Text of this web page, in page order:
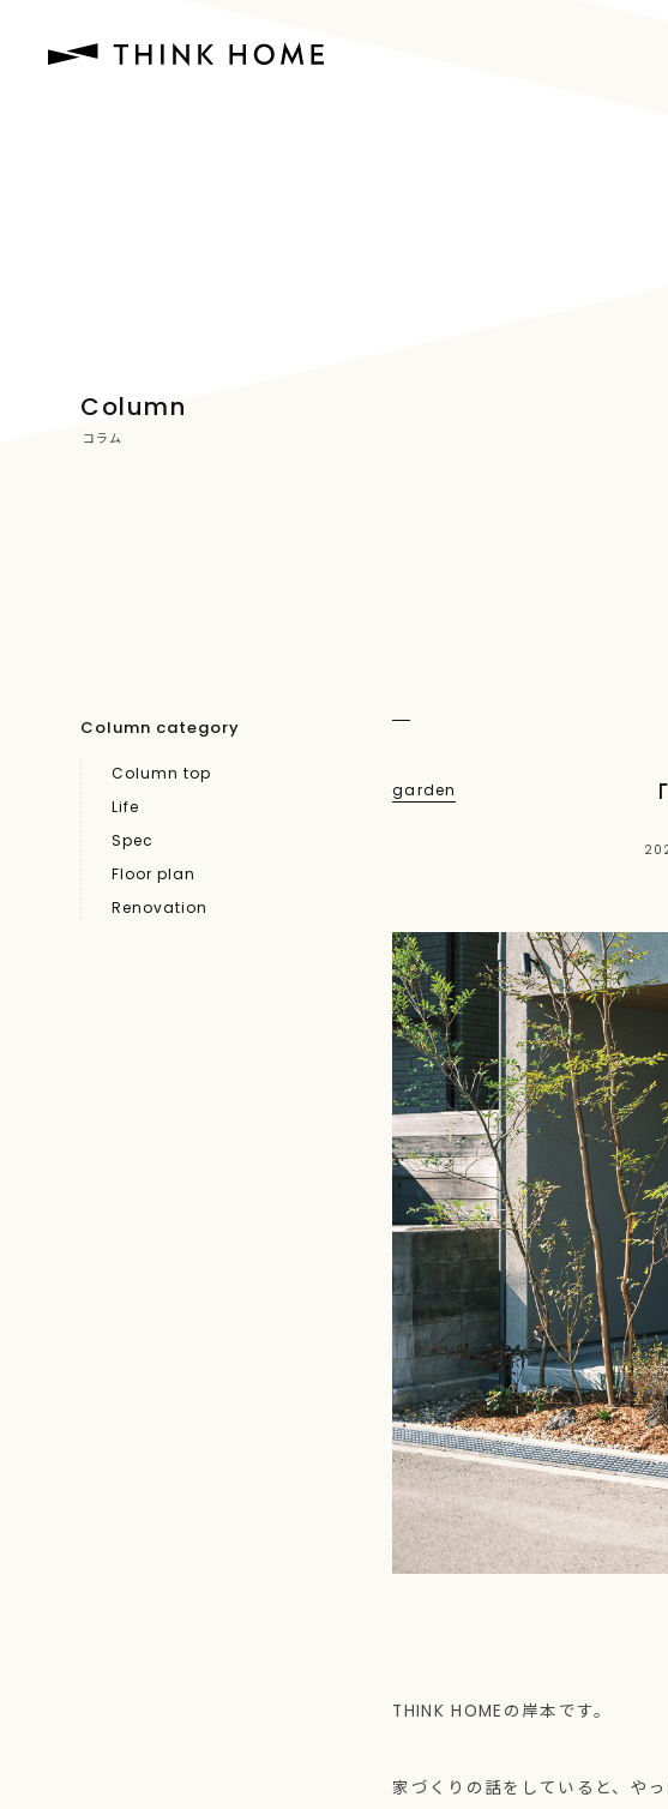
Column
コラム
Column category
Column top
Life
Spec
Floor plan
Renovation
garden
THINK HOMEの岸本です。
家づくりの話をしていると、や